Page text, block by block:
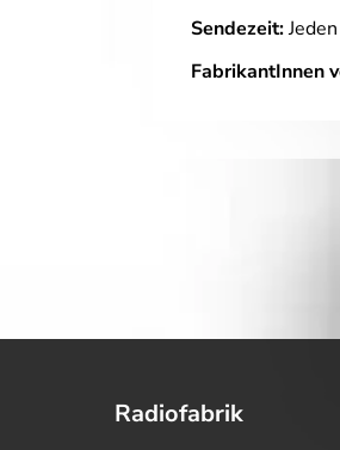
Sendezeit:
FabrikantInnen
Radiofabrik